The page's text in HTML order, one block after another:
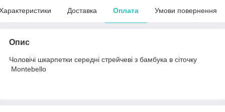
Доставка Оплата Умови повернення
Опис
Чоловічі шкарпетки середні стрейчеві з бамбука в сіточку
Мontebello